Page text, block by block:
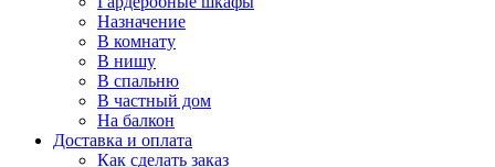
Назначение
В комнату
В нишу
В спальню
В частный дом
На балкон
Доставка и оплата
Как сделать заказ